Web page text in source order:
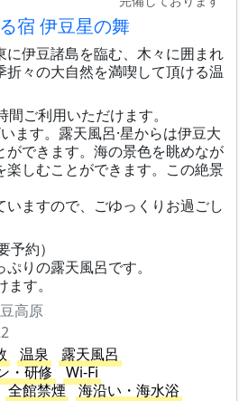
宿 伊豆星の舞
に伊豆諸島を臨む、木々に囲まれ
折々の大自然を満喫して頂ける温
ご利用いただけます。
ます。露天風呂·星からは伊豆大
ができます。海の景色を眺めなが
楽しむことができます。この絶景
いますので、ごゆっくりお過ごし
予約）
りの露天風呂です。
す。
高原
温泉
露天風呂
・研修
Wi-Fi
全館禁煙
海沿い・海水浴